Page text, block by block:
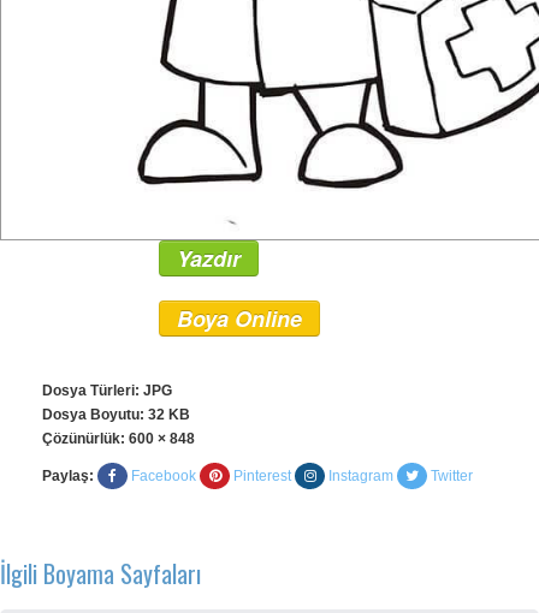
Yazdır
Boya Online
Dosya Türleri: JPG
Dosya Boyutu: 32 KB
Çözünürlük: 600 × 848
Paylaş: Facebook Pinterest Instagram Twitter
İlgili Boyama Sayfaları